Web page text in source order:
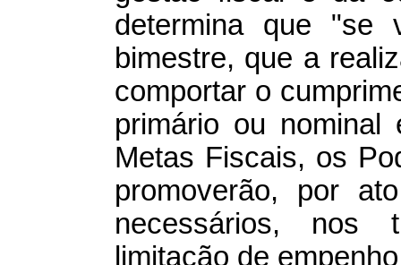
determina que "se
bimestre, que a
comportar o
primário ou nominal
Metas Fiscais, os
promoverão, por
necessários, nos
limitação de